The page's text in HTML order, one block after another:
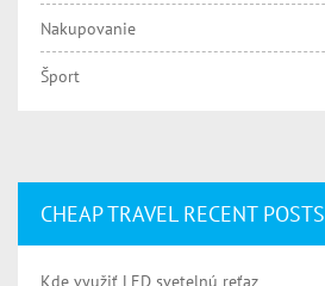
Nakupovanie
Šport
CHEAP TRAVEL RECENT POSTS
Kde využiť LED svetelnú reťaz